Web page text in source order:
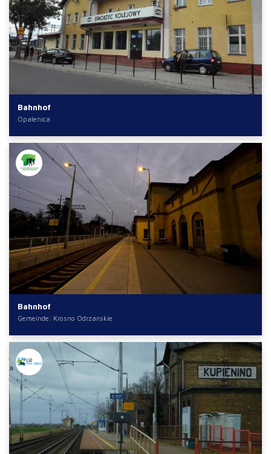
Bahnhof
Opalenica
Bahnhof
Gemeinde: Krosno Odrzańskie